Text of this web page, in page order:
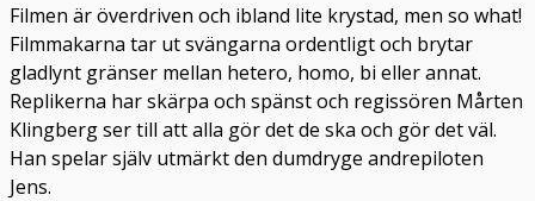
Filmen är överdriven och ibland lite krystad, men so what!
Filmmakarna tar ut svängarna ordentligt och brytar
gladlynt gränser mellan hetero, homo, bi eller annat.
Replikerna har skärpa och spänst och regissören Mårten
Klingberg ser till att alla gör det de ska och gör det väl.
Han spelar själv utmärkt den dumdryge andrepiloten
Jens.